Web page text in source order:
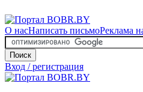
О насНаписать письмоРеклама
Поиск
Вход / регистрация